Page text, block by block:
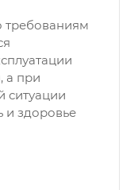
требованиям
а при
ситуации
и здоровье